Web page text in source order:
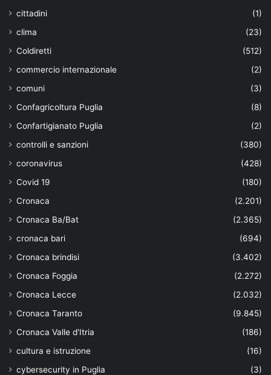
cittadini
(1)
clima
(23)
Coldiretti
(512)
commercio internazionale
(2)
comuni
(3)
Confagricoltura Puglia
(8)
Confartigianato Puglia
(2)
controlli e sanzioni
(380)
coronavirus
(428)
Covid 19
(180)
Cronaca
(2.201)
Cronaca Ba/Bat
(2.365)
cronaca bari
(694)
Cronaca brindisi
(3.402)
Cronaca Foggia
(2.272)
Cronaca Lecce
(2.032)
Cronaca Taranto
(9.845)
Cronaca Valle d'Itria
(186)
cultura e istruzione
(16)
cybersecurity in Puglia
(3)